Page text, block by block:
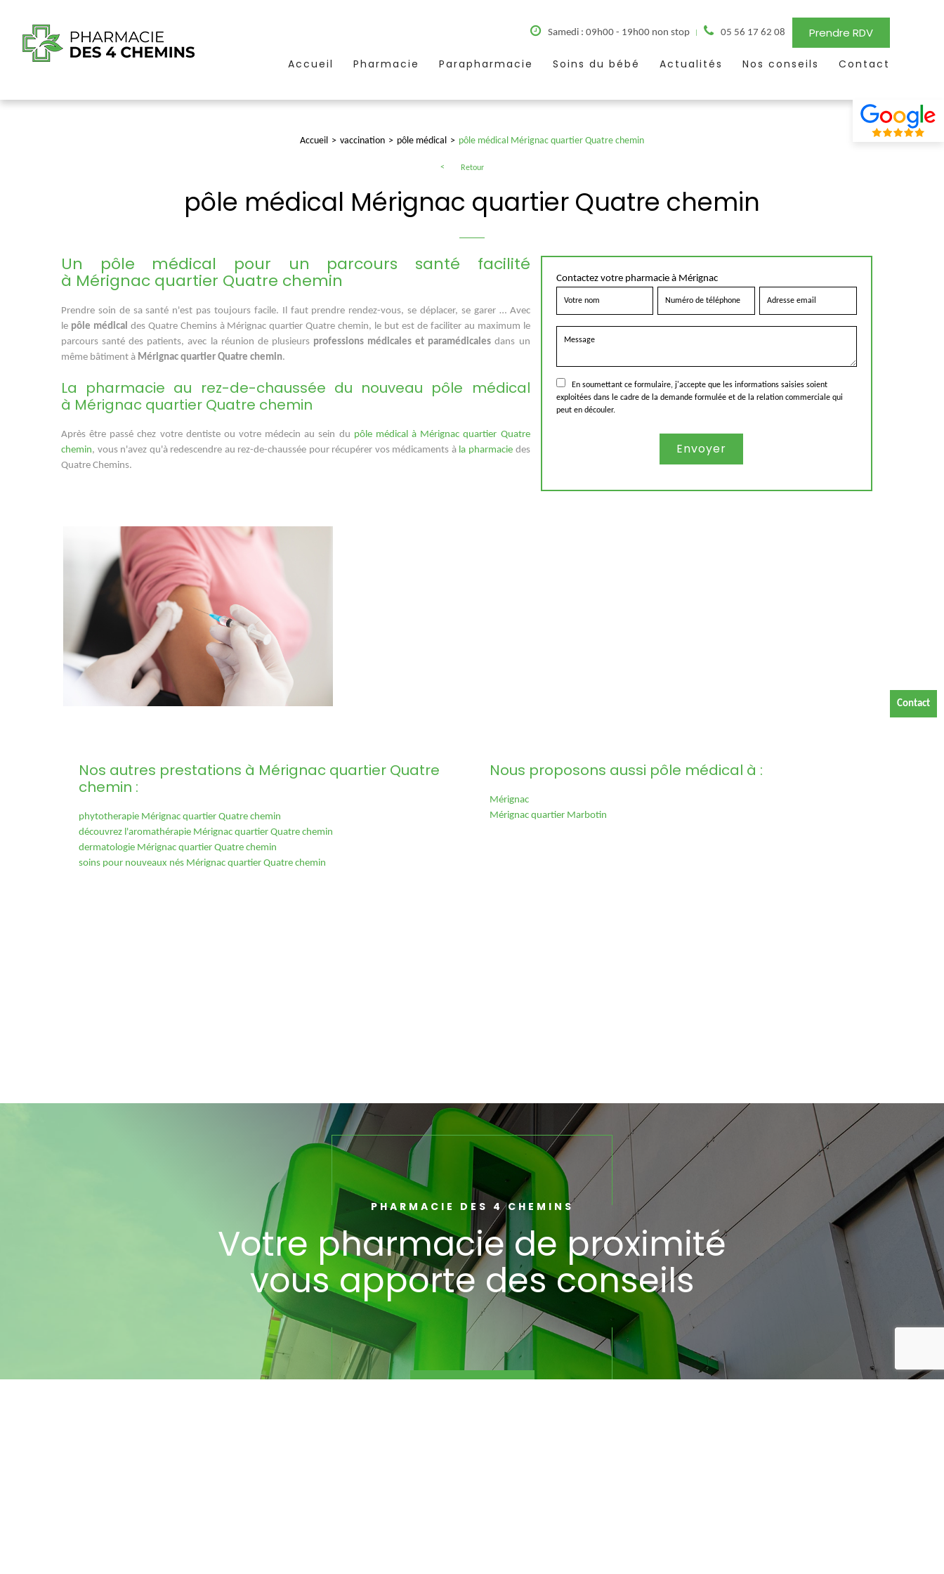
Samedi : 09h00 - 19h00 non stop 05 56 17 62 08 Prendre RDV
Accueil Pharmacie Parapharmacie Soins du bébé Actualités Nos conseils Contact
Accueil vaccination pôle médical pôle médical Mérignac quartier Quatre chemin
Retour
pôle médical Mérignac quartier Quatre chemin
Un pôle médical pour un parcours santé facilité
à Mérignac quartier Quatre chemin
Prendre soin de sa santé n'est pas toujours facile. Il faut prendre rendez-vous, se déplacer, se garer … Avec
le pôle médical des Quatre Chemins à Mérignac quartier Quatre chemin, le but est de faciliter au maximum le
parcours santé des patients, avec la réunion de plusieurs professions médicales et paramédicales dans un
même bâtiment à Mérignac quartier Quatre chemin.
La pharmacie au rez-de-chaussée du nouveau pôle médical
à Mérignac quartier Quatre chemin
Après être passé chez votre dentiste ou votre médecin au sein du pôle médical à Mérignac quartier Quatre
chemin, vous n'avez qu'à redescendre au rez-de-chaussée pour récupérer vos médicaments à la pharmaciedes
Quatre Chemins.
Contactez votre pharmacie à Mérignac
En soumettant ce formulaire, j'accepte que les informations saisies soient
exploitées dans le cadre de la demande formulée et de la relation commerciale qui
peut en découler.
Nos autres prestations à Mérignac quartier Quatre
chemin :
phytotherapie Mérignac quartier Quatre chemin
découvrez l'aromathérapie Mérignac quartier Quatre chemin
dermatologie Mérignac quartier Quatre chemin
soins pour nouveaux nés Mérignac quartier Quatre chemin
Nous proposons aussi pôle médical à :
Mérignac
Mérignac quartier Marbotin
Contact
PHARMACIE DES 4 CHEMINS
Votre pharmacie de proximité
vous apporte des conseils